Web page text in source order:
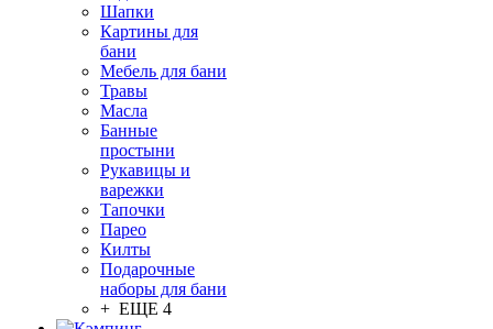
Шапки
Картины для
бани
Мебель для бани
Травы
Масла
Банные
простыни
Рукавицы и
варежки
Тапочки
Парео
Килты
Подарочные
наборы для бани
+ ЕЩЕ 4